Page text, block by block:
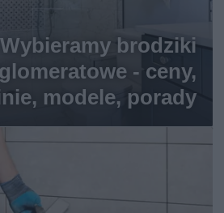
Wybieramy brodziki
- ceny,
modele, porady